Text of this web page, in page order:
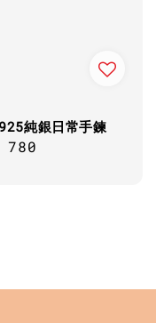
純銀日常手鍊
780